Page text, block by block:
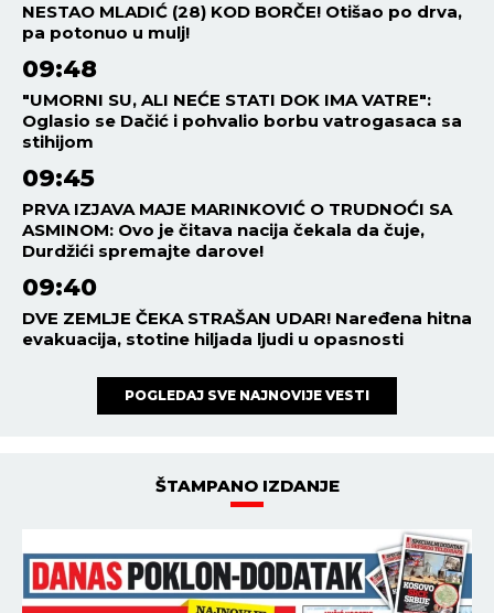
NESTAO MLADIĆ (28) KOD BORČE! Otišao po drva,
pa potonuo u mulj!
09:48
"UMORNI SU, ALI NEĆE STATI DOK IMA VATRE":
Oglasio se Dačić i pohvalio borbu vatrogasaca sa
stihijom
09:45
PRVA IZJAVA MAJE MARINKOVIĆ O TRUDNOĆI SA
ASMINOM: Ovo je čitava nacija čekala da čuje,
Durdžići spremajte darove!
09:40
DVE ZEMLJE ČEKA STRAŠAN UDAR! Naređena hitna
evakuacija, stotine hiljada ljudi u opasnosti
POGLEDAJ SVE NAJNOVIJE VESTI
ŠTAMPANO IZDANJE